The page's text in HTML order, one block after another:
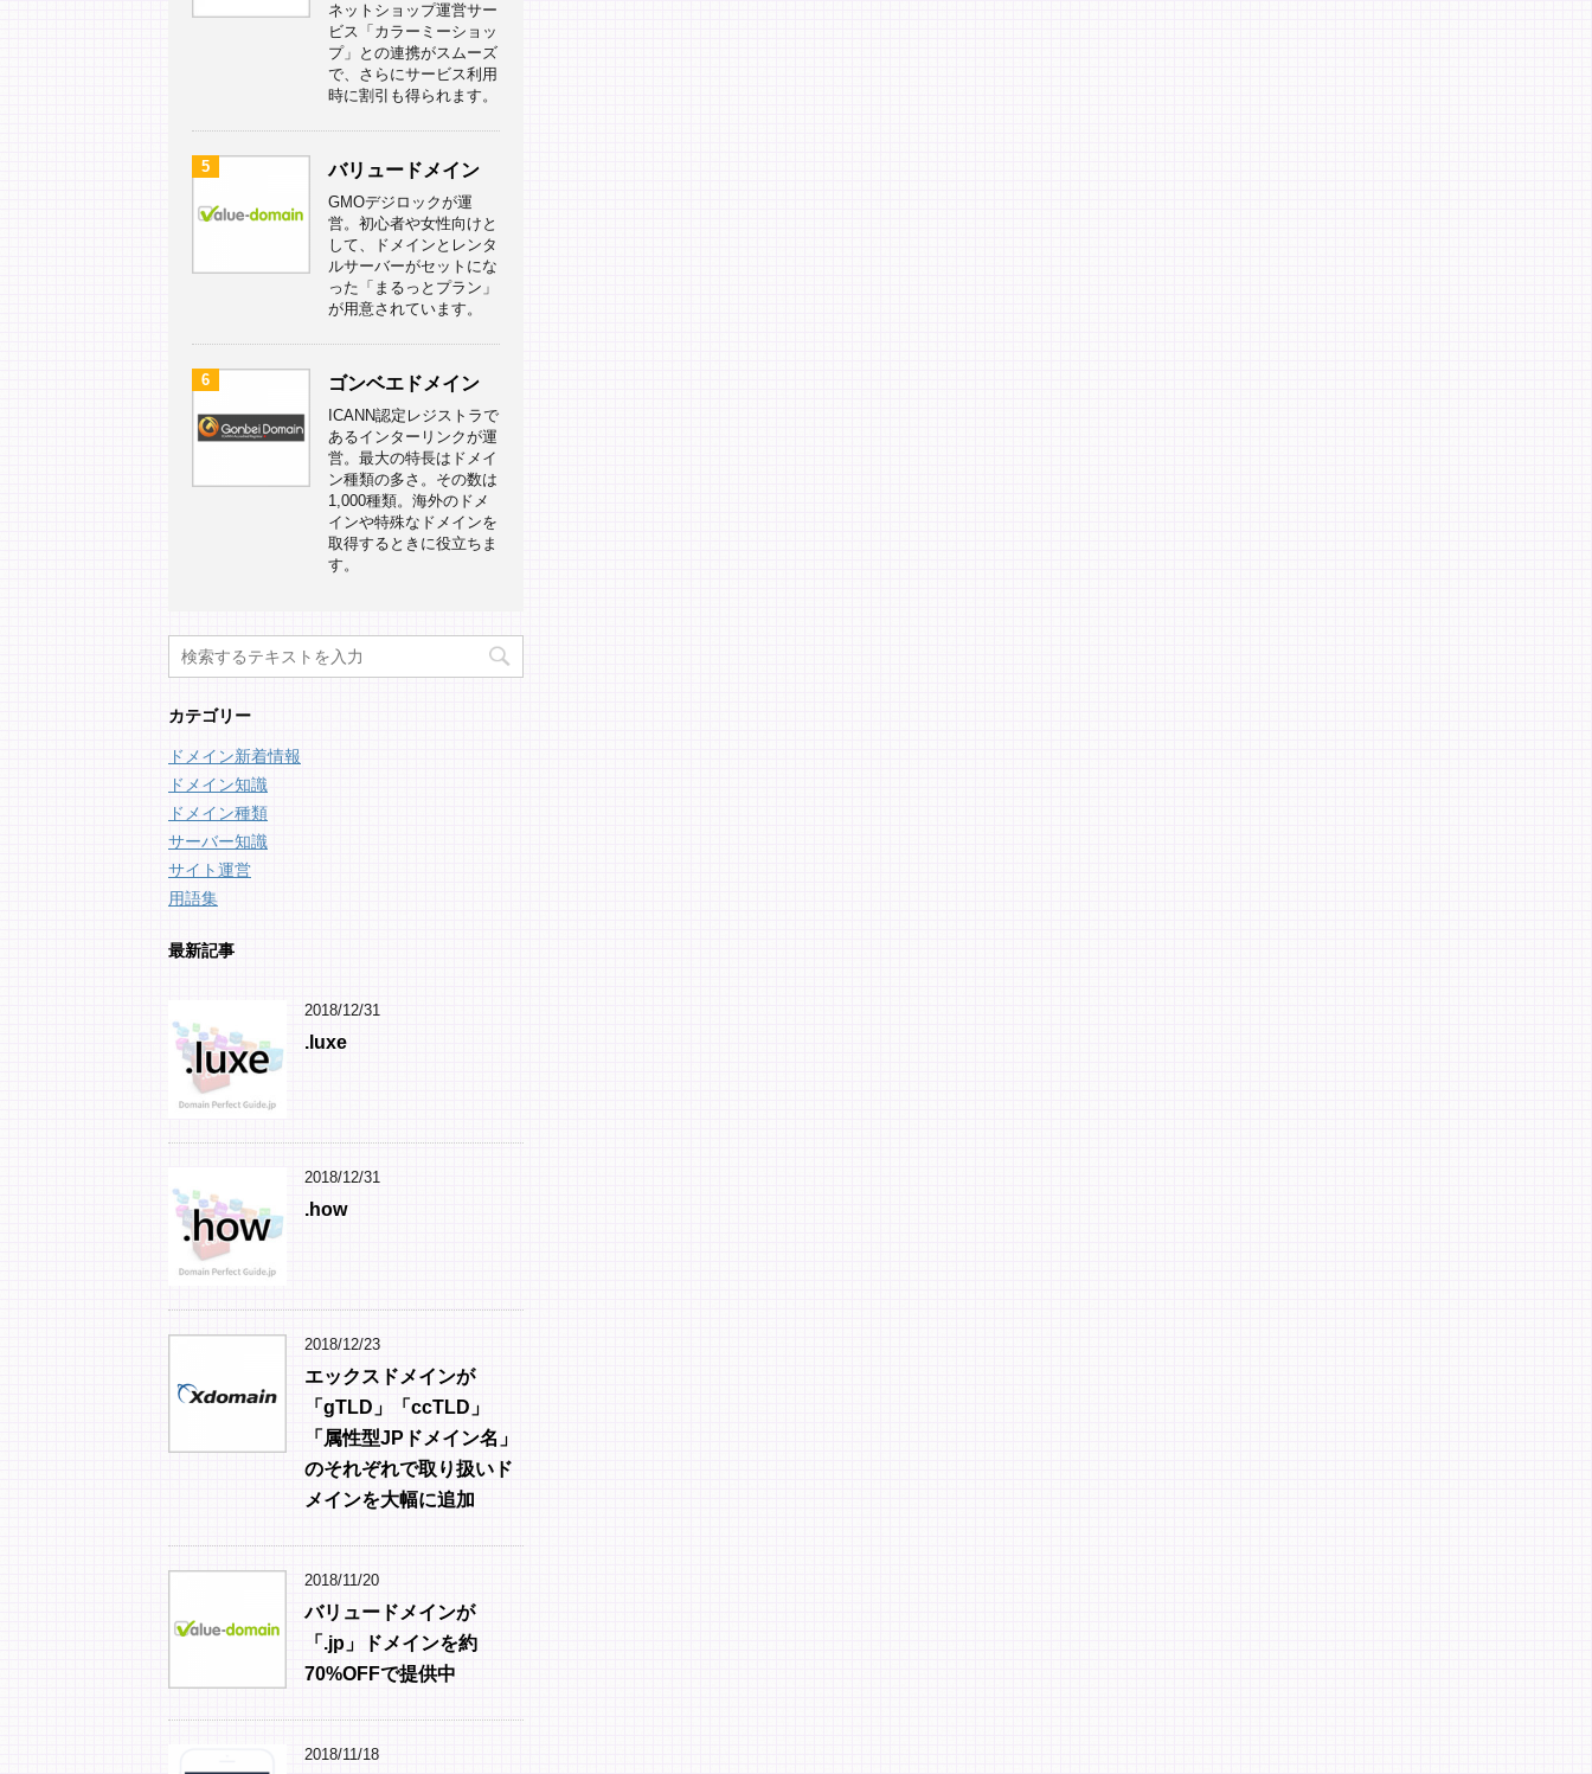
ネットショップ運営サー
ビス「カラーミーショッ
プ」との連携がスムーズ
で、さらにサービス利用
時に割引も得られます。
5 バリュードメイン
GMOデジロックが運
営。初心者や女性向けと
して、ドメインとレンタ
ルサーバーがセットにな
った「まるっとプラン」
が用意されています。
6 ゴンベエドメイン
ICANN認定レジストラで
あるインターリンクが運
営。最大の特長はドメイ
ン種類の多さ。その数は
1,000種類。海外のドメ
インや特殊なドメインを
取得するときに役立ちま
す。
カテゴリー
ドメイン新着情報
ドメイン知識
ドメイン種類
サーバー知識
サイト運営
用語集
最新記事
2018/12/31
.luxe
2018/12/31
.how
2018/12/23
エックスドメインが
「gTLD」「ccTLD」
「属性型JPドメイン名」
のそれぞれで取り扱いド
メインを大幅に追加
2018/11/20
バリュードメインが
「.jp」ドメインを約
70%OFFで提供中
2018/11/18